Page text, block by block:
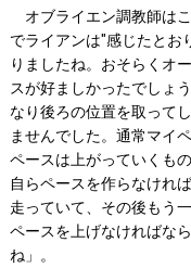
オブライエン調教師は
でライアンは"感じたとお
りましたね。おそらくオ
スが好ましかったでしょ
なり後ろの位置を取って
ませんでした。通常マイ
ペースは上がっていくも
自らペースを作らなけれ
走っていて、その後もう
ペースを上げなければな
ね」。